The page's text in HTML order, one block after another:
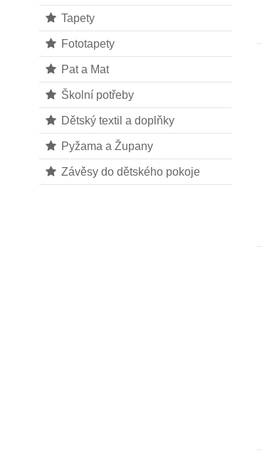
Tapety
Fototapety
Pat a Mat
Školní potřeby
Dětský textil a doplňky
Pyžama a Župany
Závěsy do dětského pokoje